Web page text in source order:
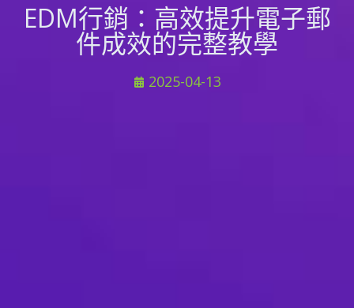
EDM行銷：高效提升電子郵
件成效的完整教學
2025-04-13